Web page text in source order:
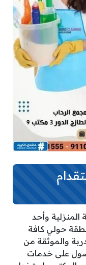
المنزلية وأحد
حولي كافة
والموثقة من
على خدمات